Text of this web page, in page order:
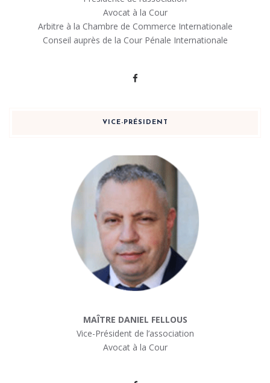
Avocat à la Cour
Arbitre à la Chambre de Commerce Internationale
Conseil auprès de la Cour Pénale Internationale
VICE-PRÉSIDENT
MAÎTRE DANIEL FELLOUS
Vice-Président de l’association
Avocat à la Cour